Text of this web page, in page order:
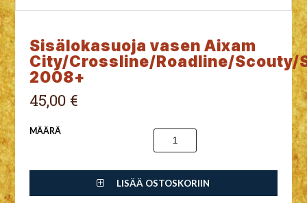
Sisälokasuoja vasen Aixam
City/Crossline/Roadline/Scouty/
2008+
45,00 €
MÄÄRÄ
LISÄÄ OSTOSKORIIN